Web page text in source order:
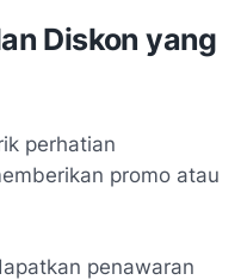
Diskon yang
perhatian
promo atau
penawaran